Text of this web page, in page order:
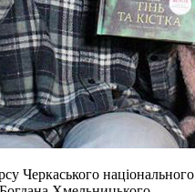
Черкаського національного